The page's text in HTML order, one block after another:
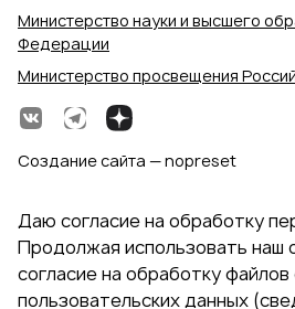
Министерство науки и высшего
Федерации
Министерство просвещения
Создание сайта — nopreset
Даю согласие на обработку
Продолжая использовать наш
согласие на обработку файлов
пользовательских данных